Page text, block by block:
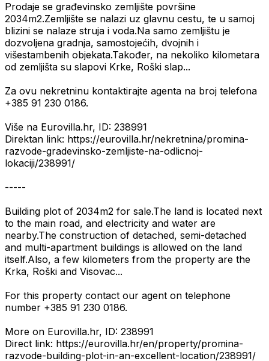
Prodaje se građevinsko zemljište površine
2034m2.Zemljište se nalazi uz glavnu cestu, te u samoj
blizini se nalaze struja i voda.Na samo zemljištu je
dozvoljena gradnja, samostojećih, dvojnih i
višestambenih objekata.Također, na nekoliko kilometara
od zemljišta su slapovi Krke, Roški slap...
Za ovu nekretninu kontaktirajte agenta na broj telefona
+385 91 230 0186.
Više na Eurovilla.hr, ID: 238991
Direktan link: https://eurovilla.hr/nekretnina/promina-
razvode-gradevinsko-zemljiste-na-odlicnoj-
lokaciji/238991/
-----
Building plot of 2034m2 for sale.The land is located next
to the main road, and electricity and water are
nearby.The construction of detached, semi-detached
and multi-apartment buildings is allowed on the land
itself.Also, a few kilometers from the property are the
Krka, Roški and Visovac...
For this property contact our agent on telephone
number +385 91 230 0186.
More on Eurovilla.hr, ID: 238991
Direct link: https://eurovilla.hr/en/property/promina-
razvode-building-plot-in-an-excellent-location/238991/